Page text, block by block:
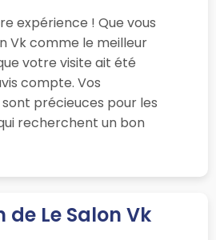
expérience ! Que vous
Vk comme le meilleur
votre visite ait été
compte. Vos
précieuces pour les
recherchent un bon
de Le Salon Vk